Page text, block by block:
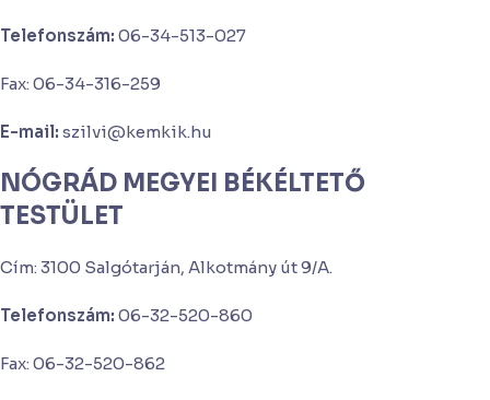
Telefonszám: 06-34-513-027
Fax: 06-34-316-259
E-mail: szilvi@kemkik.hu
NÓGRÁD MEGYEI BÉKÉLTETŐ
TESTÜLET
Cím: 3100 Salgótarján, Alkotmány út 9/A.
Telefonszám: 06-32-520-860
Fax: 06-32-520-862